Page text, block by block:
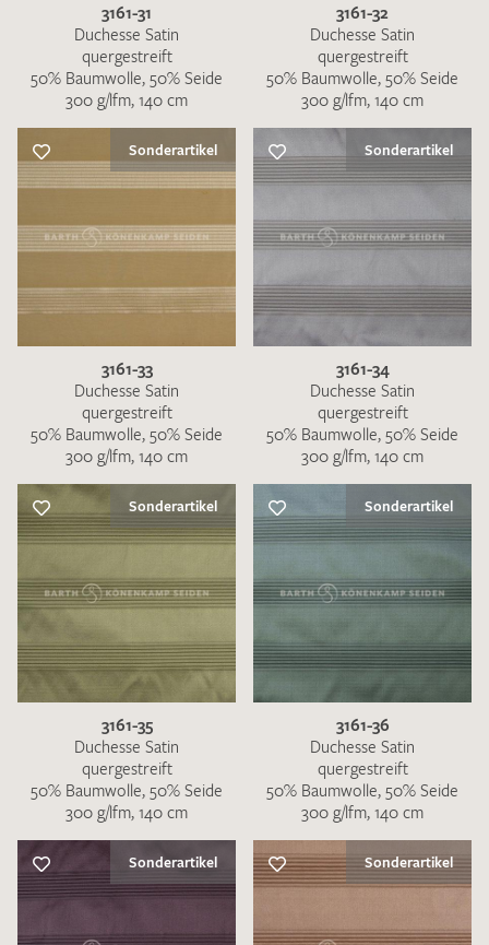
3161-31
Duchesse Satin
quergestreift
50% Baumwolle, 50% Seide
300 g/lfm, 140 cm
3161-32
Duchesse Satin
quergestreift
50% Baumwolle, 50% Seide
300 g/lfm, 140 cm
Sonderartikel
3161-33
Duchesse Satin
quergestreift
50% Baumwolle, 50% Seide
300 g/lfm, 140 cm
Sonderartikel
3161-34
Duchesse Satin
quergestreift
50% Baumwolle, 50% Seide
300 g/lfm, 140 cm
Sonderartikel
3161-35
Duchesse Satin
quergestreift
50% Baumwolle, 50% Seide
300 g/lfm, 140 cm
Sonderartikel
3161-36
Duchesse Satin
quergestreift
50% Baumwolle, 50% Seide
300 g/lfm, 140 cm
Sonderartikel Sonderartikel